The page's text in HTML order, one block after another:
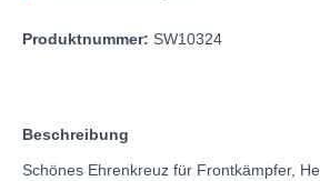
Produktnummer: SW10324
Beschreibung
Schönes Ehrenkreuz für Frontkämpfer,